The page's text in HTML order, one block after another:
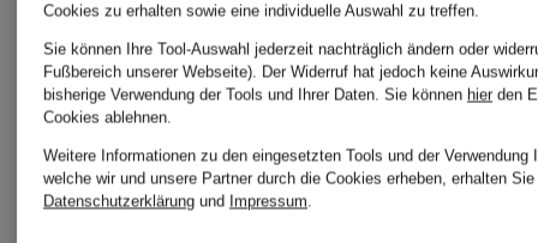
Weitere Marken
Cookies zu erhalten sowie eine individuelle Auswahl zu treffen.
Sie können Ihre Tool-Auswahl jederzeit nachträglich ändern oder
Fußbereich unserer Webseite). Der Widerruf hat jedoch keine
bisherige Verwendung der Tools und Ihrer Daten. Sie können hier den
Cookies ablehnen.
Weitere Informationen zu den eingesetzten Tools und der Verwendung
welche wir und unsere Partner durch die Cookies erheben, erhalten
Datenschutzerklärung und Impressum.